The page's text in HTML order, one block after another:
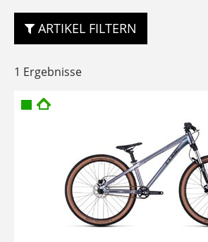
ARTIKEL FILTERN
1 Ergebnisse